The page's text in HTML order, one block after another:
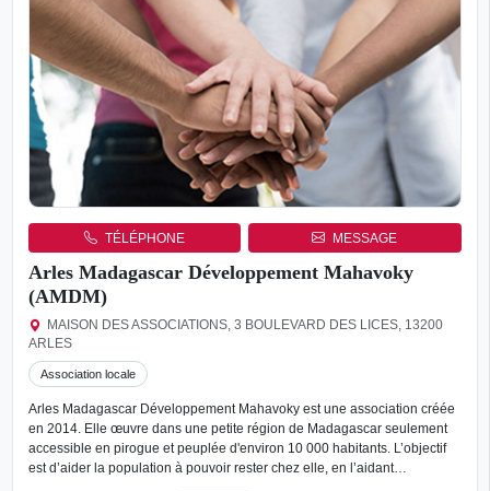
TÉLÉPHONE MESSAGE
Arles Madagascar Développement Mahavoky
(AMDM)
MAISON DES ASSOCIATIONS, 3 BOULEVARD DES LICES, 13200
ARLES
Association locale
Arles Madagascar Développement Mahavoky est une association créée
en 2014. Elle œuvre dans une petite région de Madagascar seulement
accessible en pirogue et peuplée d'environ 10 000 habitants. L’objectif
est d’aider la population à pouvoir rester chez elle, en l’aidant…